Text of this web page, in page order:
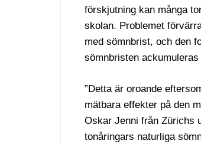
förskjutning kan många
skolan. Problemet
med sömnbrist, och den
sömnbristen
”Detta är oroande
mätbara effekter på den
Oskar Jenni från Zürichs
tonåringars naturliga